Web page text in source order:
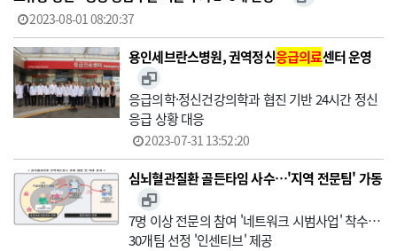
2023-08-01 08:20:37
용인세브란스병원, 권역정신응급의료센터 운영
응급의학·정신건강의학과 협진 기반 24시간 정신
응급 상황 대응
2023-07-31 13:52:20
심뇌혈관질환 골든타임 사수…'지역 전문팀' 가동
7명 이상 전문의 참여 '네트워크 시범사업' 착수…
30개팀 선정 '인센티브' 제공